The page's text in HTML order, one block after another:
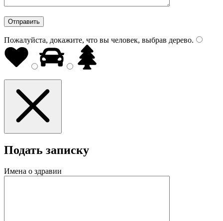
Пожалуйста, докажите, что вы человек, выбрав дерево.
Подать записку
Имена о здравии